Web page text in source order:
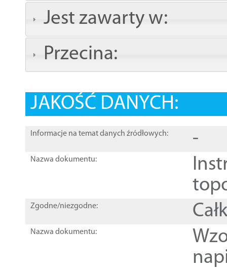
Jest zawarty w:
Przecina:
JAKOŚĆ DANYCH:
Informacje na temat danych źródłowych: -
Nazwa dokumentu:
Zgodne/niezgodne:
Nazwa dokumentu: